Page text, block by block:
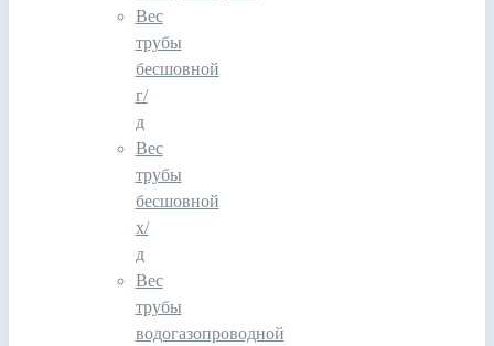
Вес
трубы
бесшовной
г/
д
Вес
трубы
бесшовной
х/
д
Вес
трубы
водогазопроводной